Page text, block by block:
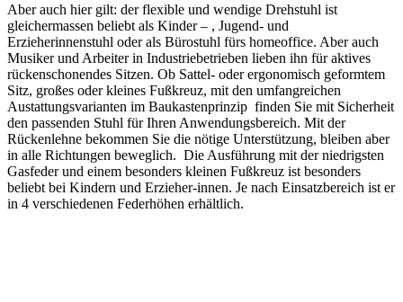
Aber auch hier gilt: der flexible und wendige Drehstuhl ist
gleichermassen beliebt als Kinder – , Jugend- und
Erzieherinnenstuhl oder als Bürostuhl fürs homeoffice. Aber auch
Musiker und Arbeiter in Industriebetrieben lieben ihn für aktives
rückenschonendes Sitzen. Ob Sattel- oder ergonomisch geformtem
Sitz, großes oder kleines Fußkreuz, mit den umfangreichen
Austattungsvarianten im Baukastenprinzip finden Sie mit Sicherheit
den passenden Stuhl für Ihren Anwendungsbereich. Mit der
Rückenlehne bekommen Sie die nötige Unterstützung, bleiben aber
in alle Richtungen beweglich. Die Ausführung mit der niedrigsten
Gasfeder und einem besonders kleinen Fußkreuz ist besonders
beliebt bei Kindern und Erzieher-innen. Je nach Einsatzbereich ist er
in 4 verschiedenen Federhöhen erhältlich.